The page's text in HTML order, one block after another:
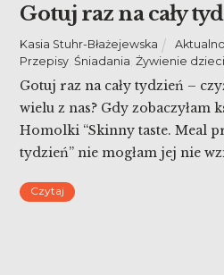
Gotuj raz na cały
Kasia Stuhr-Błażejewska
Przepisy ,Śniadania ,Żywienie dzieci
Gotuj raz na cały tydzień –
wielu z nas? Gdy zobaczyłam
Homolki “Skinny taste. Meal
tydzień” nie mogłam jej nie
gotować, aby ułatwić sobie
Czytaj